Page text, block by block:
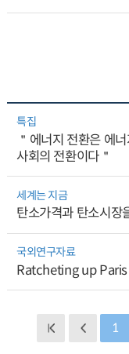
특집
＂에너지 전환은 에
사회의 전환이다＂
세계는 지금
탄소가격과 탄소시장
국외연구자료
Ratcheting up Paris
1